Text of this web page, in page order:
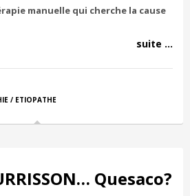
manuelle qui cherche la cause
suite ...
/ ETIOPATHE
Quesaco?